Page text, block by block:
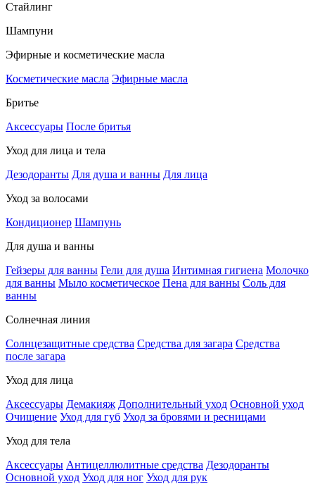
Стайлинг
Шампуни
Эфирные и косметические масла
Косметические масла Эфирные масла
Бритье
Аксессуары После бритья
Уход для лица и тела
Дезодоранты Для душа и ванны Для лица
Уход за волосами
Кондиционер Шампунь
Для душа и ванны
Гейзеры для ванны Гели для душа Интимная гигиена Молочко
для ванны Мыло косметическое Пена для ванны Соль для
ванны
Солнечная линия
Солнцезащитные средства Средства для загара Средства
после загара
Уход для лица
Аксессуары Демакияж Дополнительный уход Основной уход
Очищение Уход для губ Уход за бровями и ресницами
Уход для тела
Аксессуары Антицеллюлитные средства Дезодоранты
Основной уход Уход для ног Уход для рук